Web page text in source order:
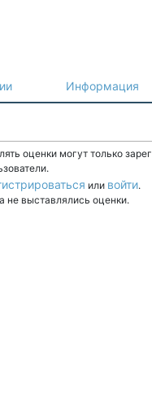
Информация
оценки могут только
или войти.
не выставлялись оценки.